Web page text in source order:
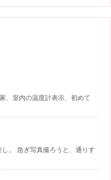
、室内の温度計表示、初めて
。 急ぎ写真撮ろうと、通りす